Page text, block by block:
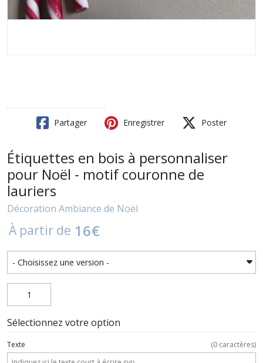
Partager Enregistrer Poster
Étiquettes en bois à personnaliser
pour Noël - motif couronne de
lauriers
Décoration Ambiance de Noël
À partir de 16€
Sélectionnez votre option
Texte (0 caractères)